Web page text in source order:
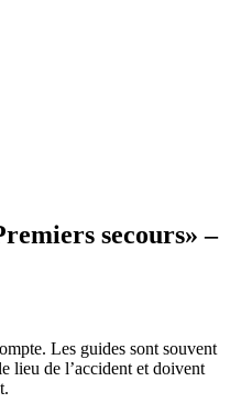
secours» –
Les guides sont souvent
lieu de l’accident et doivent